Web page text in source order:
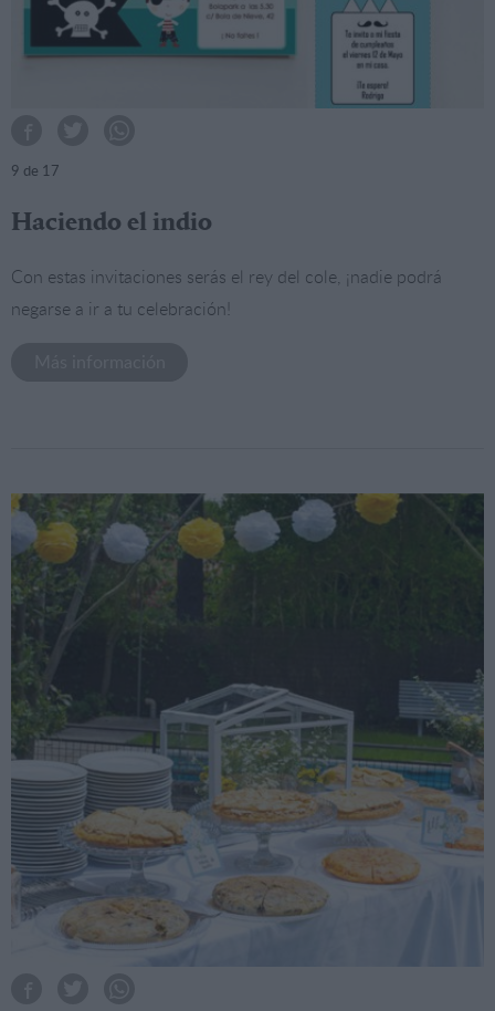
9 de 17
Haciendo el indio
Con estas invitaciones serás el rey del cole, ¡nadie podrá
negarse a ir a tu celebración!